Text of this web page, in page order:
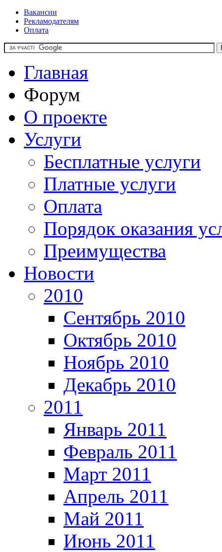
Вакансии
Рекламодателям
Оплата
Главная
Форум
О проекте
Услуги
Бесплатные услуги
Платные услуги
Оплата
Порядок оказания
Преимущества
Новости
2010
Сентябрь 2010
Октябрь 2010
Ноябрь 2010
Декабрь 2010
2011
Январь 2011
Февраль 2011
Март 2011
Апрель 2011
Май 2011
Июнь 2011